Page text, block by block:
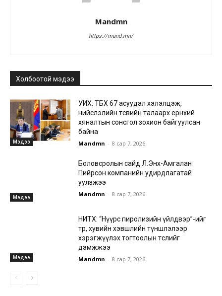
Mandmn
https://mand.mn/
Холбоотой мэдээ
Мэдээ
УИХ: ТБХ 67 асуудал хэлэлцэж,
нийслэлийн төсвийн талаарх ерөнхий
хяналтын сонсгол зохион байгуулсан
байна
Mandmn - 8 сар 7, 2026
Мэдээ
Боловсролын сайд Л.Энх-Амгалан
Пийрсон компанийн удирдлагатай
уулзжээ
Mandmn - 8 сар 7, 2026
Мэдээ
НИТХ: “Нүүрс пиролизийн үйлдвэр”-ийг
төр, хувийн хэвшлийн түншлэлээр
хэрэгжүүлэх тогтоолын төслийг
дэмжжээ
Mandmn - 8 сар 7, 2026